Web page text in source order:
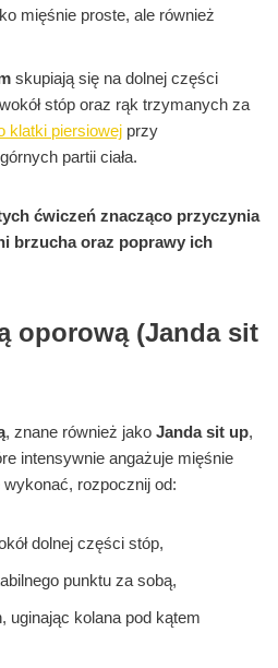
mięśnie proste, ale również
skupiają się na dolnej części
stóp oraz rąk trzymanych za
klatki piersiowej przy
partii ciała.
ćwiczeń znacząco przyczynia
brzucha oraz poprawy ich
oporową (Janda sit
, znane również jako Janda sit up,
intensywnie angażuje mięśnie
wykonać, rozpocznij od:
dolnej części stóp,
punktu za sobą,
uginając kolana pod kątem